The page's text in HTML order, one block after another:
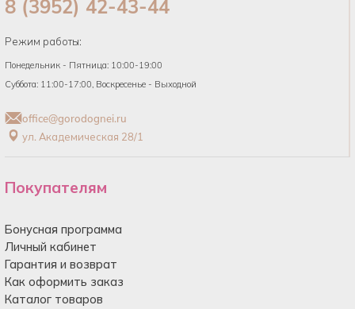
8 (3952) 42-43-44
Режим работы:
Понедельник - Пятница: 10:00-19:00
Суббота: 11:00-17:00, Воскресенье - Выходной
office@gorodognei.ru
ул. Академическая 28/1
Покупателям
Бонусная программа
Личный кабинет
Гарантия и возврат
Как оформить заказ
Каталог товаров